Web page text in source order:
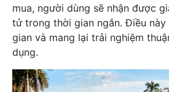
mua, người dùng sẽ nhận được
tử trong thời gian ngắn. Điều
gian và mang lại trải nghiệm
dụng.